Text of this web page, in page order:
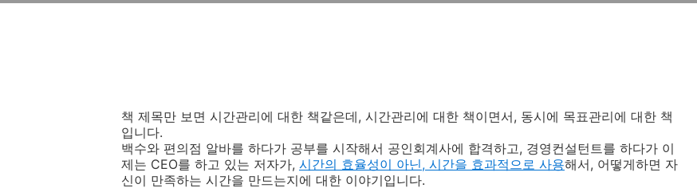
책 제목만 보면 시간관리에 대한 책같은데, 시간관리에 대한 책이면서, 동시에 목표관리에 대한 책
입니다.
백수와 편의점 알바를 하다가 공부를 시작해서 공인회계사에 합격하고, 경영컨설턴트를 하다가 이
제는 CEO를 하고 있는 저자가, 시간의 효율성이 아닌, 시간을 효과적으로 사용해서, 어떻게하면 자
신이 만족하는 시간을 만드는지에 대한 이야기입니다.